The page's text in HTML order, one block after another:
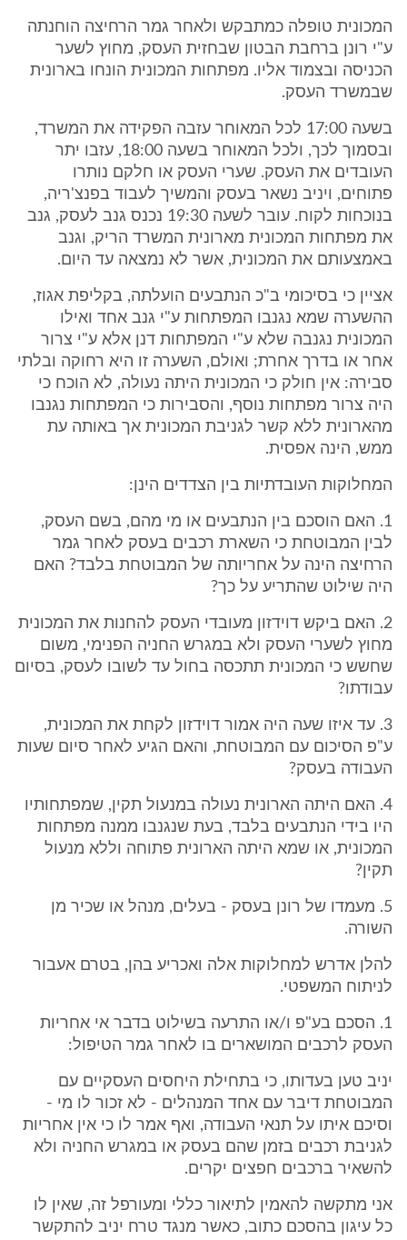
המכונית טופלה כמתבקש ולאחר גמר הרחיצה הוחנתה
ע"י רונן ברחבת הבטון שבחזית העסק, מחוץ לשער
הכניסה ובצמוד אליו. מפתחות המכונית הונחו בארונית
שבמשרד העסק.
בשעה 17:00 לכל המאוחר עזבה הפקידה את המשרד,
ובסמוך לכך, ולכל המאוחר בשעה 18:00, עזבו יתר
העובדים את העסק. שערי העסק או חלקם נותרו
פתוחים, ויניב נשאר בעסק והמשיך לעבוד בפנצ'ריה,
בנוכחות לקוח. עובר לשעה 19:30 נכנס גנב לעסק, גנב
את מפתחות המכונית מארונית המשרד הריק, וגנב
באמצעותם את המכונית, אשר לא נמצאה עד היום.
אציין כי בסיכומי ב"כ הנתבעים הועלתה, בקליפת אגוז,
ההשערה שמא נגנבו המפתחות ע"י גנב אחד ואילו
המכונית נגנבה שלא ע"י המפתחות דנן אלא ע"י צרור
אחר או בדרך אחרת; ואולם, השערה זו היא רחוקה ובלתי
סבירה: אין חולק כי המכונית היתה נעולה, לא הוכח כי
היה צרור מפתחות נוסף, והסבירות כי המפתחות נגנבו
מהארונית ללא קשר לגניבת המכונית אך באותה עת
ממש, הינה אפסית.
המחלוקות העובדתיות בין הצדדים הינן:
1. האם הוסכם בין הנתבעים או מי מהם, בשם העסק,
לבין המבוטחת כי השארת רכבים בעסק לאחר גמר
הרחיצה הינה על אחריותה של המבוטחת בלבד? האם
היה שילוט שהתריע על כך?
2. האם ביקש דוידזון מעובדי העסק להחנות את המכונית
מחוץ לשערי העסק ולא במגרש החניה הפנימי, משום
שחשש כי המכונית תתכסה בחול עד לשובו לעסק, בסיום
עבודתו?
3. עד איזו שעה היה אמור דוידזון לקחת את המכונית,
ע"פ הסיכום עם המבוטחת, והאם הגיע לאחר סיום שעות
העבודה בעסק?
4. האם היתה הארונית נעולה במנעול תקין, שמפתחותיו
היו בידי הנתבעים בלבד, בעת שנגנבו ממנה מפתחות
המכונית, או שמא היתה הארונית פתוחה וללא מנעול
תקין?
5. מעמדו של רונן בעסק - בעלים, מנהל או שכיר מן
השורה.
להלן אדרש למחלוקות אלה ואכריע בהן, בטרם אעבור
לניתוח המשפטי.
1. הסכם בע"פ ו/או התרעה בשילוט בדבר אי אחריות
העסק לרכבים המושארים בו לאחר גמר הטיפול:
יניב טען בעדותו, כי בתחילת היחסים העסקיים עם
המבוטחת דיבר עם אחד המנהלים - לא זכור לו מי -
וסיכם איתו על תנאי העבודה, ואף אמר לו כי אין אחריות
לגניבת רכבים בזמן שהם בעסק או במגרש החניה ולא
להשאיר ברכבים חפצים יקרים.
אני מתקשה להאמין לתיאור כללי ומעורפל זה, שאין לו
כל עיגון בהסכם כתוב, כאשר מנגד טרח יניב להתקשר